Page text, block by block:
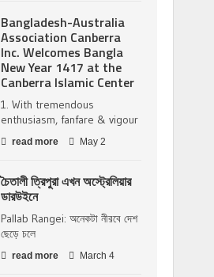
Bangladesh-Australia
Association Canberra
Inc. Welcomes Bangla
New Year 1417 at the
Canberra Islamic Center
1. With tremendous
enthusiasm, fanfare & vigour
read more May 2
চৈতালী ত্রিপুরা এখন অস্ট্রেলিয়ার
ডারউইনে
Pallab Rangei: অনেকটা নীরবে দেশ
ছেড়ে চলে
read more March 4